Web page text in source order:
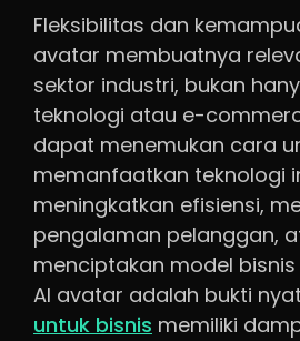
Fleksibilitas dan
avatar membuatnya
sektor industri, bukan
teknologi atau e-
dapat menemukan cara
memanfaatkan teknologi
meningkatkan efisiensi,
pengalaman pelanggan,
menciptakan model
AI avatar adalah bukti
untuk bisnis memiliki